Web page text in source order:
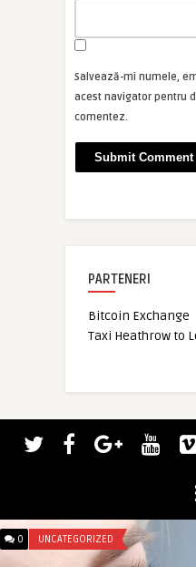
Salvează-mi numele,
acest navigator pentru
comentez.
PARTENERI
Bitcoin Exchange
Taxi Heathrow to
0 UNCATEGORIZED